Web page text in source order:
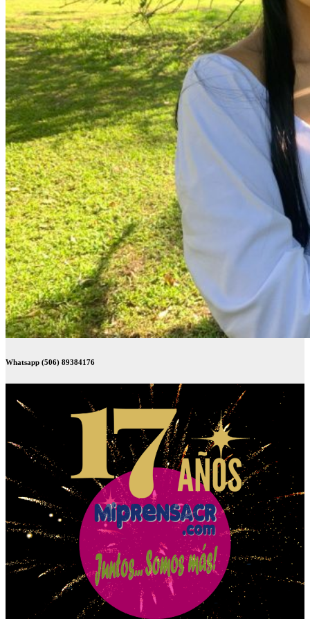
Whatsapp (506) 89384176